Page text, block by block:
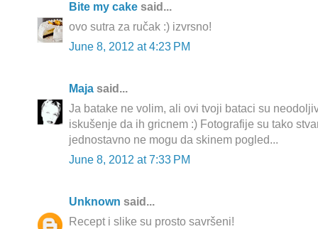
Bite my cake said...
ovo sutra za ručak :) izvrsno!
June 8, 2012 at 4:23 PM
Maja said...
Ja batake ne volim, ali ovi tvoji bataci su
iskušenje da ih gricnem :) Fotografije su tako
jednostavno ne mogu da skinem pogled...
June 8, 2012 at 7:33 PM
Unknown said...
Recept i slike su prosto savršeni!